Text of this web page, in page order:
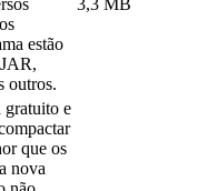
estão
outros.
3,3 MB
gratuito e
que os
nova